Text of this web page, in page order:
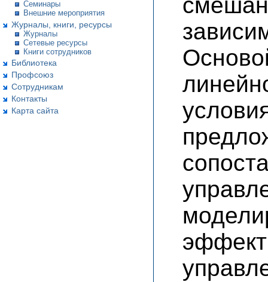
Семинары
Внешние мероприятия
Журналы, книги, ресурсы
Журналы
Сетевые ресурсы
Книги сотрудников
Библиотека
Профсоюз
Сотрудникам
Контакты
Карта сайта